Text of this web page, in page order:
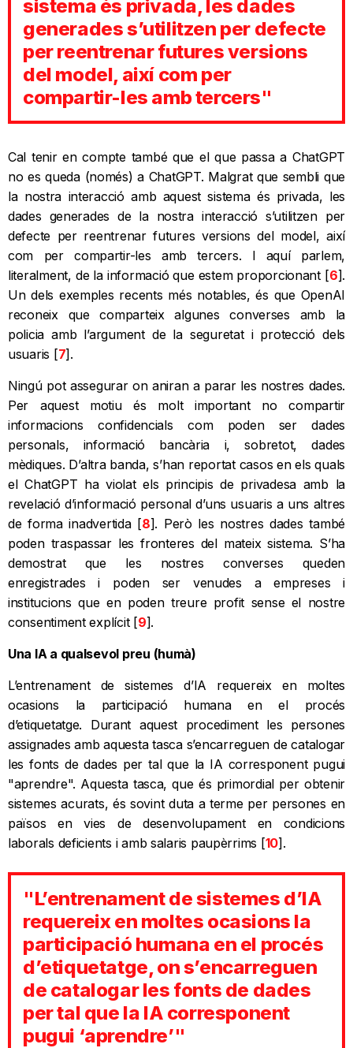
sistema és privada, les dades
generades s’utilitzen per defecte
per reentrenar futures versions
del model, així com per
compartir-les amb tercers"
Cal tenir en compte també que el que passa a ChatGPT
no es queda (només) a ChatGPT. Malgrat que sembli que
la nostra interacció amb aquest sistema és privada, les
dades generades de la nostra interacció s’utilitzen per
defecte per reentrenar futures versions del model, així
com per compartir-les amb tercers. I aquí parlem,
literalment, de la informació que estem proporcionant [6].
Un dels exemples recents més notables, és que OpenAI
reconeix que comparteix algunes converses amb la
policia amb l’argument de la seguretat i protecció dels
usuaris [7].
Ningú pot assegurar on aniran a parar les nostres dades.
Per aquest motiu és molt important no compartir
informacions confidencials com poden ser dades
personals, informació bancària i, sobretot, dades
mèdiques. D’altra banda, s’han reportat casos en els quals
el ChatGPT ha violat els principis de privadesa amb la
revelació d’informació personal d’uns usuaris a uns altres
de forma inadvertida [8]. Però les nostres dades també
poden traspassar les fronteres del mateix sistema. S’ha
demostrat que les nostres converses queden
enregistrades i poden ser venudes a empreses i
institucions que en poden treure profit sense el nostre
consentiment explícit [9].
Una IA a qualsevol preu (humà)
L’entrenament de sistemes d’IA requereix en moltes
ocasions la participació humana en el procés
d’etiquetatge. Durant aquest procediment les persones
assignades amb aquesta tasca s’encarreguen de catalogar
les fonts de dades per tal que la IA corresponent pugui
"aprendre". Aquesta tasca, que és primordial per obtenir
sistemes acurats, és sovint duta a terme per persones en
països en vies de desenvolupament en condicions
laborals deficients i amb salaris paupèrrims [10].
"L’entrenament de sistemes d’IA
requereix en moltes ocasions la
participació humana en el procés
d’etiquetatge, on s’encarreguen
de catalogar les fonts de dades
per tal que la IA corresponent
pugui ‘aprendre’"